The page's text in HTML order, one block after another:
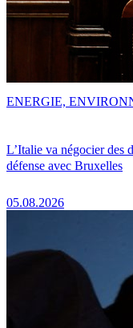
L’Italie va négocier des
défense avec Bruxelles
05.08.2026
ENERGIE,